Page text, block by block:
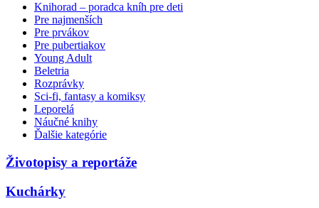
Knihorad – poradca kníh pre deti
Pre najmenších
Pre prvákov
Pre pubertiakov
Young Adult
Beletria
Rozprávky
Sci-fi, fantasy a komiksy
Leporelá
Náučné knihy
Ďalšie kategórie
Životopisy a reportáže
Kuchárky